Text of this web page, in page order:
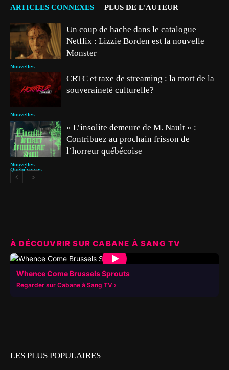
ARTICLES CONNEXES PLUS DE L'AUTEUR
Nouvelles
Un coup de hache dans le catalogue
Netflix : Lizzie Borden est la nouvelle
Monster
Nouvelles
CRTC et taxe de streaming : la mort de la
souveraineté culturelle?
Nouvelles
Québécoises
« L’insolite demeure de M. Nault » :
Contribuez au prochain frisson de
l’horreur québécoise
À DÉCOUVRIR SUR CABANE À SANG TV
▶
Whence Come Brussels Sprouts
Regarder sur Cabane à Sang TV
LES PLUS POPULAIRES